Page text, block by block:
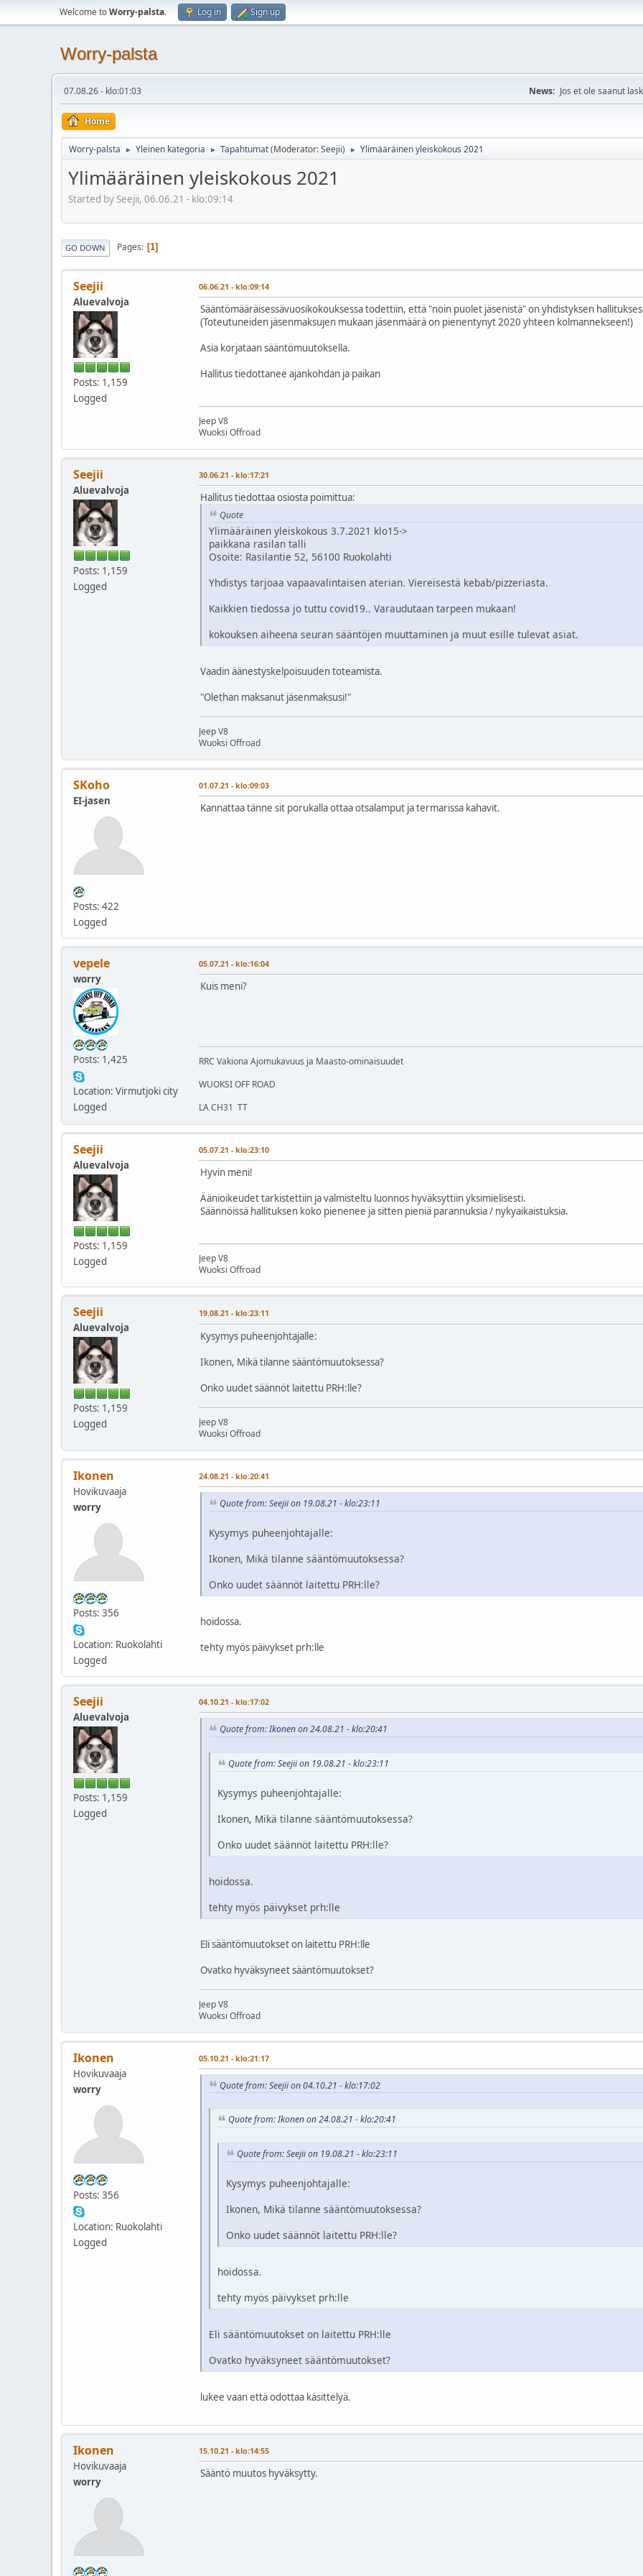
Welcome toWorry-palsta. Log in Sign up
Worry-palsta
07.08.26 - klo:01:03 News: Jos et ole saanut
Home
Worry-palsta ► Yleinen kategoria ► Tapahtumat(Moderator:Seejii) ► Ylimääräinen yleiskokous 2021
Ylimääräinen yleiskokous 2021
Started by Seejii, 06.06.21 - klo:09:14
GO DOWN Pages 1
Seejii
Aluevalvoja
Posts: 1,159
Logged
06.06.21 - klo:09:14
Sääntömääräisessävuosikokouksessa todettiin, että "noin puolet jäsenistä" on yhdistyksen
(Toteutuneiden jäsenmaksujen mukaan jäsenmäärä on pienentynyt 2020 yhteen kolmannekseen!)
Asia korjataan sääntömuutoksella.
Hallitus tiedottanee ajankohdan ja paikan
Jeep V8
Wuoksi Offroad
Seejii
Aluevalvoja
Posts: 1,159
Logged
30.06.21 - klo:17:21
Hallitus tiedottaa osiosta poimittua:
Quote
Ylimääräinen yleiskokous 3.7.2021 klo15->
paikkana rasilan talli
Osoite: Rasilantie 52, 56100 Ruokolahti
Yhdistys tarjoaa vapaavalintaisen aterian. Viereisestä kebab/pizzeriasta.
Kaikkien tiedossa jo tuttu covid19.. Varaudutaan tarpeen mukaan!
kokouksen aiheena seuran sääntöjen muuttaminen ja muut esille tulevat asiat.
Vaadin äänestyskelpoisuuden toteamista.
"Olethan maksanut jäsenmaksusi!"
Jeep V8
Wuoksi Offroad
SKoho
EI-jasen
Posts: 422
Logged
01.07.21 - klo:09:03
Kannattaa tänne sit porukalla ottaa otsalamput ja termarissa kahavit.
vepele
worry
Posts: 1,425
Location: Virmutjoki city
Logged
05.07.21 - klo:16:04
Kuis meni?
RRC Vakiona Ajomukavuus ja Maasto-ominaisuudet
WUOKSI OFF ROAD
LA CH31 TT
Seejii
Aluevalvoja
Posts: 1,159
Logged
05.07.21 - klo:23:10
Hyvin meni!
Äänioikeudet tarkistettiin ja valmisteltu luonnos hyväksyttiin yksimielisesti.
Säännöissä hallituksen koko pienenee ja sitten pieniä parannuksia / nykyaikaistuksia.
Jeep V8
Wuoksi Offroad
Seejii
Aluevalvoja
Posts: 1,159
Logged
19.08.21 - klo:23:11
Kysymys puheenjohtajalle:
Ikonen, Mikä tilanne sääntömuutoksessa?
Onko uudet säännöt laitettu PRH:lle?
Jeep V8
Wuoksi Offroad
Ikonen
Hovikuvaaja
worry
Posts: 356
Location: Ruokolahti
Logged
24.08.21 - klo:20:41
Quote from: Seejii on 19.08.21 - klo:23:11
Kysymys puheenjohtajalle:
Ikonen, Mikä tilanne sääntömuutoksessa?
Onko uudet säännöt laitettu PRH:lle?
hoidossa.
tehty myös päivykset prh:lle
Seejii
Aluevalvoja
Posts: 1,159
Logged
04.10.21 - klo:17:02
Quote from: Ikonen on 24.08.21 - klo:20:41
Quote from: Seejii on 19.08.21 - klo:23:11
Kysymys puheenjohtajalle:
Ikonen, Mikä tilanne sääntömuutoksessa?
Onko uudet säännöt laitettu PRH:lle?
hoidossa.
tehty myös päivykset prh:lle
Eli sääntömuutokset on laitettu PRH:lle
Ovatko hyväksyneet sääntömuutokset?
Jeep V8
Wuoksi Offroad
Ikonen
Hovikuvaaja
worry
Posts: 356
Location: Ruokolahti
Logged
05.10.21 - klo:21:17
Quote from: Seejii on 04.10.21 - klo:17:02
Quote from: Ikonen on 24.08.21 - klo:20:41
Quote from: Seejii on 19.08.21 - klo:23:11
Kysymys puheenjohtajalle:
Ikonen, Mikä tilanne sääntömuutoksessa?
Onko uudet säännöt laitettu PRH:lle?
hoidossa.
tehty myös päivykset prh:lle
Eli sääntömuutokset on laitettu PRH:lle
Ovatko hyväksyneet sääntömuutokset?
lukee vaan että odottaa käsittelyä.
Ikonen
Hovikuvaaja
worry
15.10.21 - klo:14:55
Sääntö muutos hyväksytty.